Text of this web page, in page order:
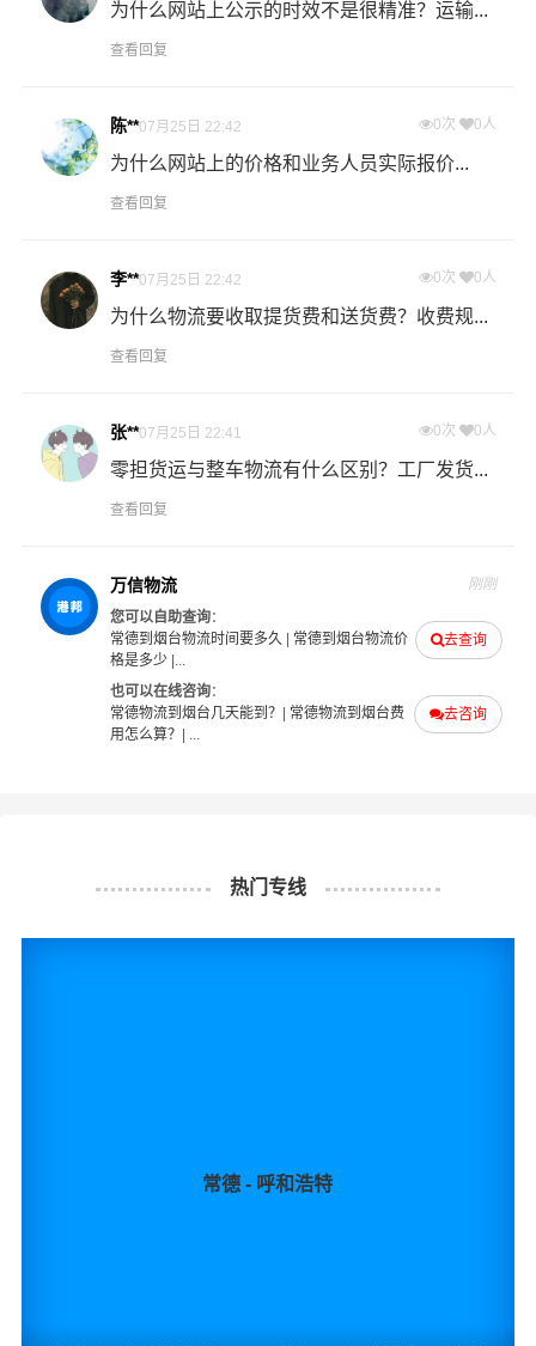
流基本信息。
散地运送到指定的收货地点，期间产生的费用称为送货
费。
客户提供优质高效的常德到烟台的专线物流运输服务。常
德到烟台货运专线是港邦的优质品牌服务，我们一直多年
的在为各行各业提供我们的物流服务，也得到了很多客户
意为您解决物流相关问题。当然，还有很多优秀的
物流公
司也提供从常德发物流到烟台的运输服务，您也可以多多
咨询，找到合适您的物流服务商。
为什么网站上公示的时效不是很精准？运输...
查看回复
陈**07月25日 22:42 0次 0人
为什么网站上的价格和业务人员实际报价...
查看回复
李**07月25日 22:42 0次 0人
为什么物流要收取提货费和送货费？收费规...
查看回复
张**07月25日 22:41 0次 0人
零担货运与整车物流有什么区别？工厂发货...
查看回复
万信物流 刚刚
去查询
您可以自助查询：
常德到烟台物流时间要多久
常德到烟台物流价
格是多少|...
去咨询
也可以在线咨询：
常德物流到烟台几天能到？
常德物流到烟台费
用怎么算？
| ...
热门专线
常德 - 呼和浩特